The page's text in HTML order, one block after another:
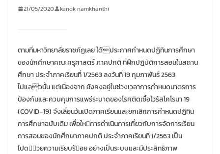
21/05/2020 kanok namkhanthi
ตามที่มหาวิทยาลัยราชภัฏเลย ได้ประกาศกําหนดปฏิทินการศึกษา
ของนักศึกษาคณะครุศาสตร์ ภาคปกติ ที่ฝึกปฏิบัติการสอนในสถาน
ศึกษา ประจําภาคเรียนที่ 1/2563 ลงวันที่ 19 กุมภาพันธ์ 2563
ไปแลวนั้น แต่เนื่องจาก ยังคงอยู่ในช่วงเวลาการกําหนดมาตรการ
ป้องกันและควบคุมการแพร่ระบาดของโรคติดเชื้อไวรัสโคโรนา 19
(COVID–19) จึงเลื่อนวันเปิดภาคเรียนและยกเลิกการกําหนดปฏิทิน
การศึกษาฉบับเดิม เพื่อใหการดําเนินการเกี่ยวกับการจัดการเรียน
การสอนของนักศึกษาภาคปกติ ประจําภาคเรียนที่ 1/2563 เป็น
ไปด้วยความเรียบร้อย อย่างเป็นระบบและมีประสิทธิภาพ